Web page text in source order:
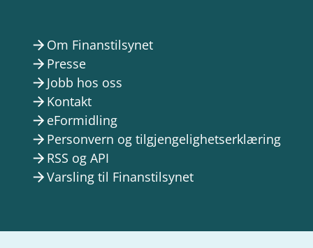
arrow_forward Om Finanstilsynet
arrow_forward Presse
arrow_forward Jobb hos oss
arrow_forward Kontakt
arrow_forward eFormidling
arrow_forward Personvern og tilgjengelighetserklæring
arrow_forward RSS og API
arrow_forwardVarsling til Finanstilsynet